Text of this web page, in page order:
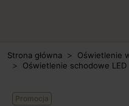
Strona główna
Oświetlenie
Oświetlenie schodowe LED
Promocja